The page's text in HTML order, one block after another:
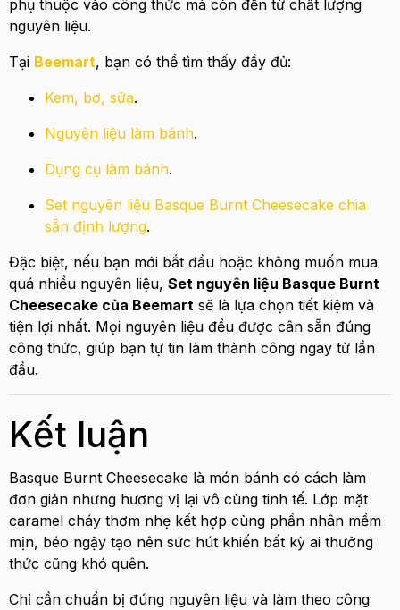
phụ thuộc vào công thức mà còn đến từ chất lượng
nguyên liệu.
Tại Beemart, bạn có thể tìm thấy đầy đủ:
Kem, bơ, sữa.
Nguyên liệu làm bánh.
Dụng cụ làm bánh.
Set nguyên liệu Basque Burnt Cheesecake chia
sẵn định lượng.
Đặc biệt, nếu bạn mới bắt đầu hoặc không muốn mua
quá nhiều nguyên liệu, Set nguyên liệu Basque Burnt
Cheesecake của Beemart sẽ là lựa chọn tiết kiệm và
tiện lợi nhất. Mọi nguyên liệu đều được cân sẵn đúng
công thức, giúp bạn tự tin làm thành công ngay từ lần
đầu.
Kết luận
Basque Burnt Cheesecake là món bánh có cách làm
đơn giản nhưng hương vị lại vô cùng tinh tế. Lớp mặt
caramel cháy thơm nhẹ kết hợp cùng phần nhân mềm
mịn, béo ngậy tạo nên sức hút khiến bất kỳ ai thưởng
thức cũng khó quên.
Chỉ cần chuẩn bị đúng nguyên liệu và làm theo công